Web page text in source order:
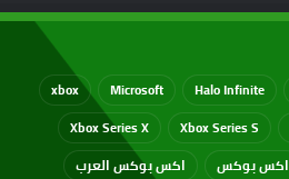
Halo Infinite
Microsoft
xbox
Xbox Series S
Xbox Series X
اكس بوكس
اكس بوكس العرب